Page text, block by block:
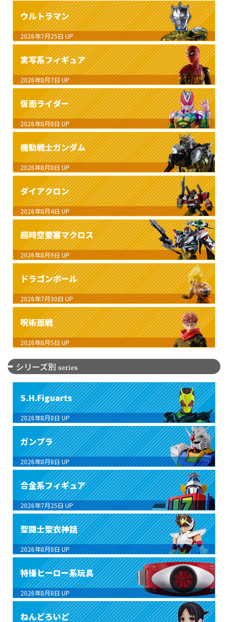
ウルトラマン
2026年7月25日 UP
実写系フィギュア
2026年8月7日 UP
仮面ライダー
2026年8月8日 UP
機動戦士ガンダム
2026年8月8日 UP
ダイアクロン
2026年8月4日 UP
超時空要塞マクロス
2026年8月9日 UP
ドラゴンボール
2026年7月30日 UP
呪術廻戦
2026年8月5日 UP
シリーズ別 series
S.H.Figuarts
2026年8月8日 UP
ガンプラ
2026年8月8日 UP
合金系フィギュア
2026年7月25日 UP
聖闘士聖衣神話
2026年8月8日 UP
特撮ヒーロー系玩具
2026年8月8日 UP
ねんどろいど